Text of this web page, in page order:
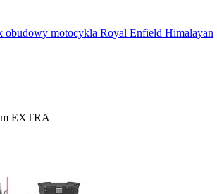
obudowy motocykla Royal Enfield Himalayan
EXTRA